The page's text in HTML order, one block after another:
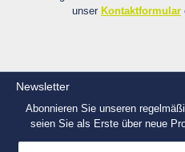
unser Kontaktformular
Newsletter
Abonnieren Sie unseren
seien Sie als Erste über neue